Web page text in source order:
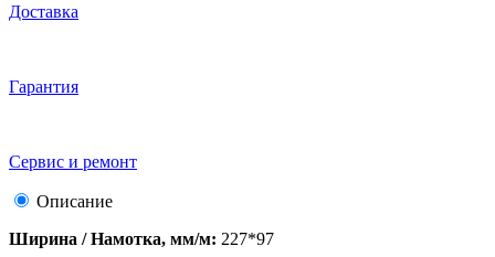
Доставка
Гарантия
Сервис и ремонт
Описание
Ширина / Намотка, мм/м: 227*97